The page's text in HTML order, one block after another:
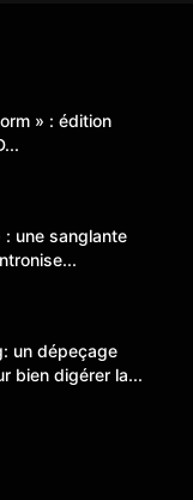
» : édition
: une sanglante
un dépeçage
bien digérer la...